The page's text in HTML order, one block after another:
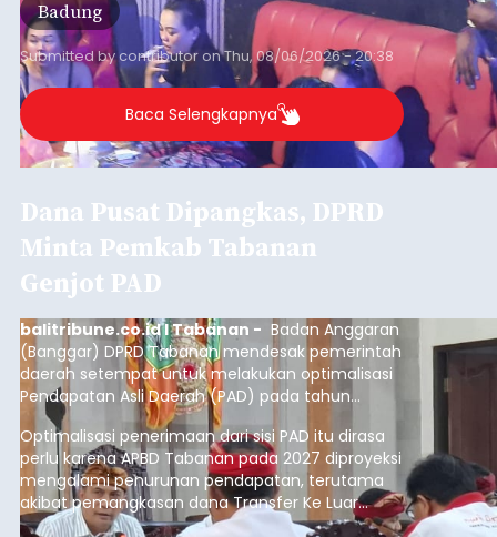
Badung
Submitted bycontributoronThu, 08/06/2026 - 20:38
Baca Selengkapnya
Dana Pusat Dipangkas, DPRD
Minta Pemkab Tabanan
Genjot PAD
balitribune.co.id I Tabanan - Badan Anggaran
(Banggar) DPRD Tabanan mendesak pemerintah
daerah setempat untuk melakukan optimalisasi
Pendapatan Asli Daerah (PAD) pada tahun
anggaran 2027.
Optimalisasi penerimaan dari sisi PAD itu dirasa
perlu karena APBD Tabanan pada 2027 diproyeksi
mengalami penurunan pendapatan, terutama
akibat pemangkasan dana Transfer Ke Luar
Daerah (TKD) dari pemerintah pusat.